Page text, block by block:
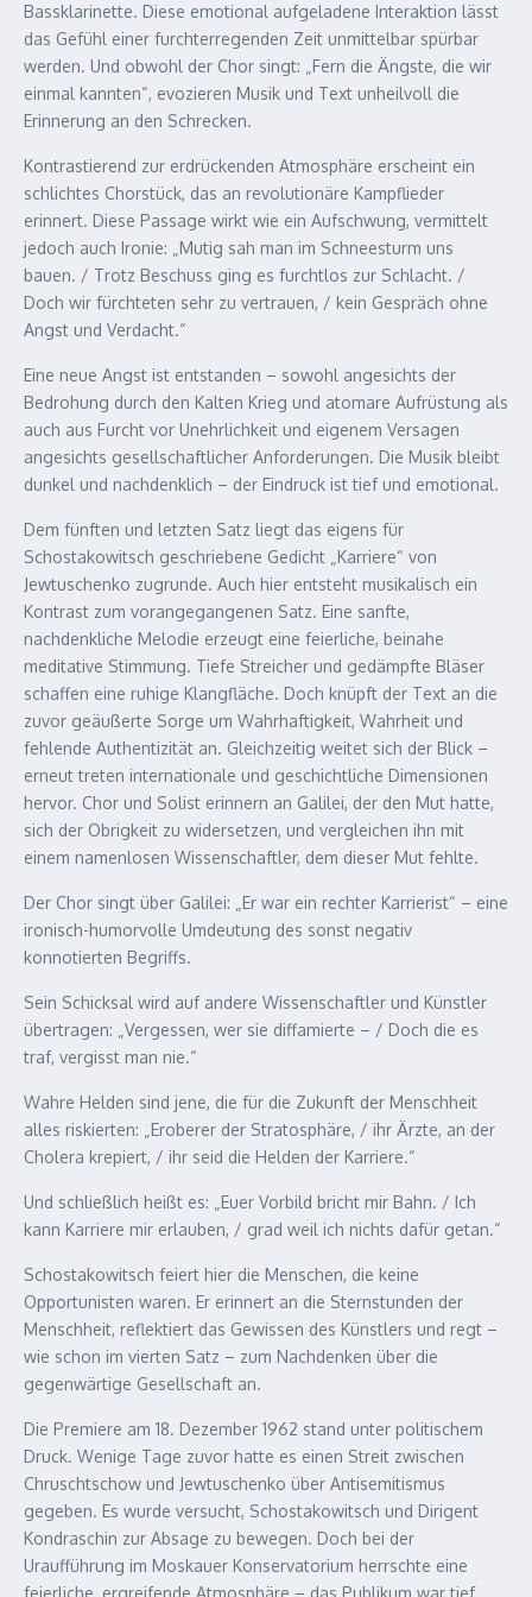
Bassklarinette. Diese emotional aufgeladene Interaktion lässt
das Gefühl einer furchterregenden Zeit unmittelbar spürbar
werden. Und obwohl der Chor singt: „Fern die Ängste, die wir
einmal kannten“, evozieren Musik und Text unheilvoll die
Erinnerung an den Schrecken.
Kontrastierend zur erdrückenden Atmosphäre erscheint ein
schlichtes Chorstück, das an revolutionäre Kampflieder
erinnert. Diese Passage wirkt wie ein Aufschwung, vermittelt
jedoch auch Ironie: „Mutig sah man im Schneesturm uns
bauen. / Trotz Beschuss ging es furchtlos zur Schlacht. /
Doch wir fürchteten sehr zu vertrauen, / kein Gespräch ohne
Angst und Verdacht.“
Eine neue Angst ist entstanden – sowohl angesichts der
Bedrohung durch den Kalten Krieg und atomare Aufrüstung als
auch aus Furcht vor Unehrlichkeit und eigenem Versagen
angesichts gesellschaftlicher Anforderungen. Die Musik bleibt
dunkel und nachdenklich – der Eindruck ist tief und emotional.
Dem fünften und letzten Satz liegt das eigens für
Schostakowitsch geschriebene Gedicht „Karriere“ von
Jewtuschenko zugrunde. Auch hier entsteht musikalisch ein
Kontrast zum vorangegangenen Satz. Eine sanfte,
nachdenkliche Melodie erzeugt eine feierliche, beinahe
meditative Stimmung. Tiefe Streicher und gedämpfte Bläser
schaffen eine ruhige Klangfläche. Doch knüpft der Text an die
zuvor geäußerte Sorge um Wahrhaftigkeit, Wahrheit und
fehlende Authentizität an. Gleichzeitig weitet sich der Blick –
erneut treten internationale und geschichtliche Dimensionen
hervor. Chor und Solist erinnern an Galilei, der den Mut hatte,
sich der Obrigkeit zu widersetzen, und vergleichen ihn mit
einem namenlosen Wissenschaftler, dem dieser Mut fehlte.
Der Chor singt über Galilei: „Er war ein rechter Karrierist“ – eine
ironisch-humorvolle Umdeutung des sonst negativ
konnotierten Begriffs.
Sein Schicksal wird auf andere Wissenschaftler und Künstler
übertragen: „Vergessen, wer sie diffamierte – / Doch die es
traf, vergisst man nie.“
Wahre Helden sind jene, die für die Zukunft der Menschheit
alles riskierten: „Eroberer der Stratosphäre, / ihr Ärzte, an der
Cholera krepiert, / ihr seid die Helden der Karriere.“
Und schließlich heißt es: „Euer Vorbild bricht mir Bahn. / Ich
kann Karriere mir erlauben, / grad weil ich nichts dafür getan.“
Schostakowitsch feiert hier die Menschen, die keine
Opportunisten waren. Er erinnert an die Sternstunden der
Menschheit, reflektiert das Gewissen des Künstlers und regt –
wie schon im vierten Satz – zum Nachdenken über die
gegenwärtige Gesellschaft an.
Die Premiere am 18. Dezember 1962 stand unter politischem
Druck. Wenige Tage zuvor hatte es einen Streit zwischen
Chruschtschow und Jewtuschenko über Antisemitismus
gegeben. Es wurde versucht, Schostakowitsch und Dirigent
Kondraschin zur Absage zu bewegen. Doch bei der
Uraufführung im Moskauer Konservatorium herrschte eine
feierliche, ergreifende Atmosphäre – das Publikum war tief